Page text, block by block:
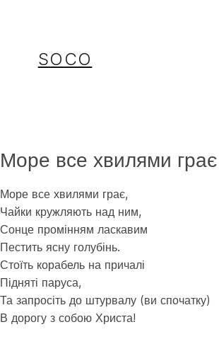
SOCO
Море все хвилями грає
Море все хвилями грає,
Чайки кружляють над ним,
Сонце промінням ласкавим
Пестить ясну голубінь.
Стоїть корабель на причалі
Підняті паруса,
Та запросіть до штурвалу (ви спочатку)
В дорогу з собою Христа!